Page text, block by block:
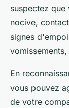
suspectez que
nocive,
signes
En
vous pouvez
de votre